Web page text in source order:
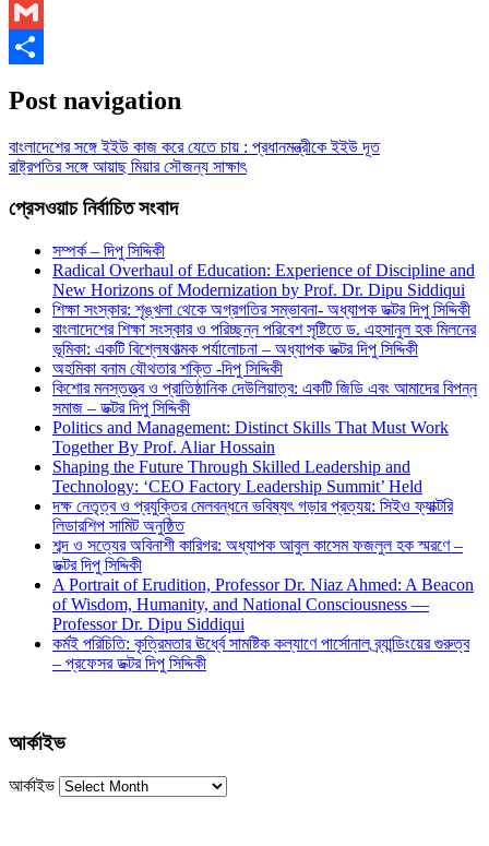
WhatsApp
Gmail
Post navigation
বাংলাদেশের সঙ্গে ইইউ কাজ করে যেতে চায় : প্রধানমন্ত্রীকে ইইউ দূত
রাষ্ট্রপতির সঙ্গে আয়াছ মিয়ার সৌজন্য সাক্ষাৎ
প্রেসওয়াচ নির্বাচিত সংবাদ
সম্পর্ক – দিপু সিদ্দিকী
Radical Overhaul of Education: Experience of Discipline and
New Horizons of Modernization by Prof. Dr. Dipu Siddiqui
শিক্ষা সংস্কার: শৃঙ্খলা থেকে অগ্রগতির সম্ভাবনা- অধ্যাপক ডক্টর দিপু সিদ্দিকী
বাংলাদেশের শিক্ষা সংস্কার ও পরিচ্ছন্ন পরিবেশ সৃষ্টিতে ড. এহসানুল হক মিলনের
ভূমিকা: একটি বিশ্লেষণাত্মক পর্যালোচনা – অধ্যাপক ডক্টর দিপু সিদ্দিকী
অহমিকা বনাম যৌথতার শক্তি -দিপু সিদ্দিকী
কিশোর মনস্তত্ত্ব ও প্রাতিষ্ঠানিক দেউলিয়াত্ব: একটি জিডি এবং আমাদের বিপন্ন
সমাজ – ডক্টর দিপু সিদ্দিকী
Politics and Management: Distinct Skills That Must Work
Together By Prof. Aliar Hossain
Shaping the Future Through Skilled Leadership and
Technology: ‘CEO Factory Leadership Summit’ Held
দক্ষ নেতৃত্ব ও প্রযুক্তির মেলবন্ধনে ভবিষ্যৎ গড়ার প্রত্যয়: সিইও ফ্যাক্টরি
লিডারশিপ সামিট অনুষ্ঠিত
শব্দ ও সত্যের অবিনাশী কারিগর: অধ্যাপক আবুল কাসেম ফজলুল হক স্মরণে –
ডক্টর দিপু সিদ্দিকী
A Portrait of Erudition, Professor Dr. Niaz Ahmed: A Beacon
of Wisdom, Humanity, and National Consciousness —
Professor Dr. Dipu Siddiqui
কর্মই পরিচিতি: কৃত্রিমতার ঊর্ধ্বে সামষ্টিক কল্যাণে পার্সোনাল ব্র্যান্ডিংয়ের গুরুত্ব
– প্রফেসর ডক্টর দিপু সিদ্দিকী
আর্কাইভ
আর্কাইভ